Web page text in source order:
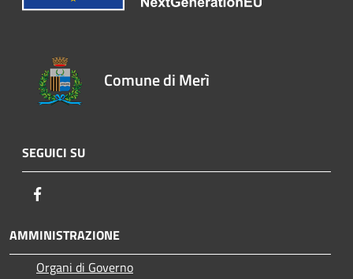
Comune di Merì
SEGUICI SU
AMMINISTRAZIONE
Organi di Governo